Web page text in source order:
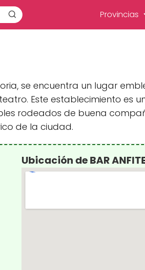
Provincias
se encuentra un lugar
Este establecimiento es
rodeados de buena
de la ciudad.
Ubicación de BAR